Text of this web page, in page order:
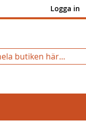
Logga in